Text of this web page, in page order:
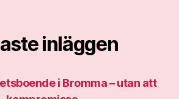
inläggen
i Bromma – utan att